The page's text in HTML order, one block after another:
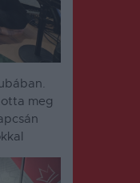
meg